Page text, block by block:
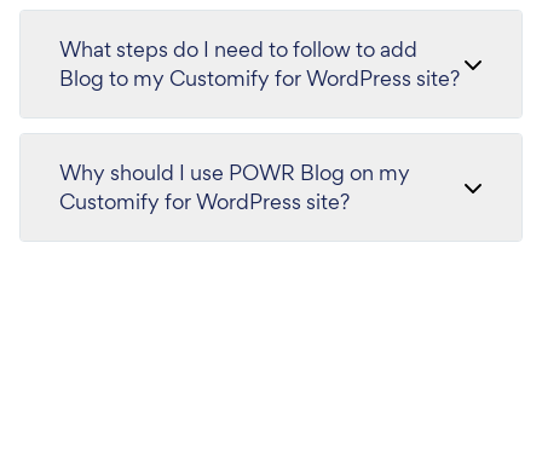
What steps do I need to follow to add
Blog to my Customify for WordPress site?
Why should I use POWR Blog on my
Customify for WordPress site?